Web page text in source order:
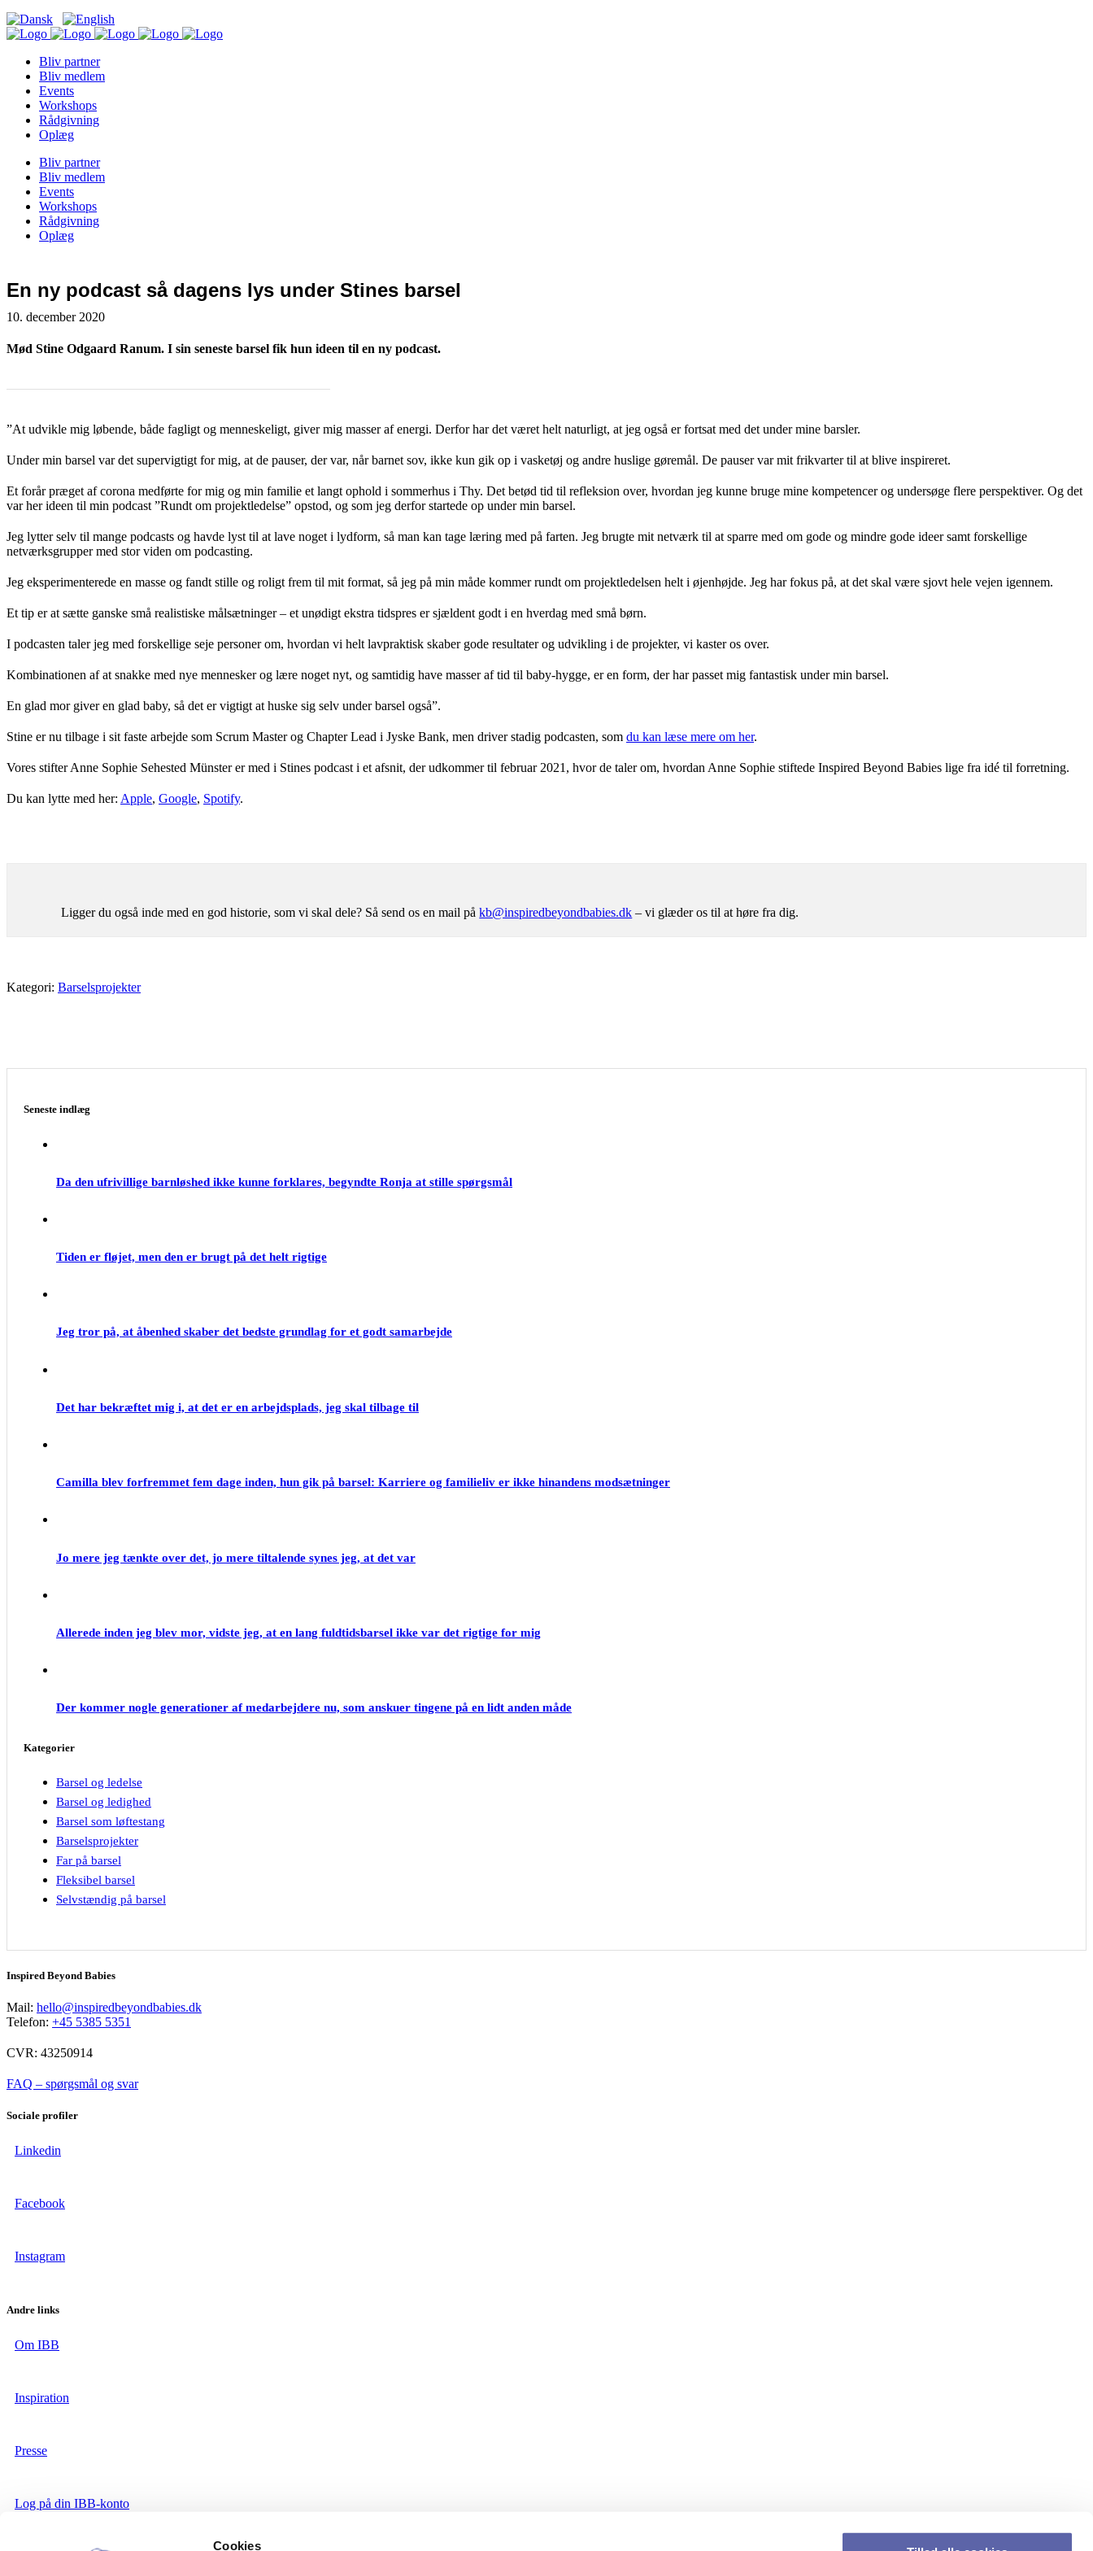
Cookies
Bliv partner
Bliv medlem
Events
Workshops
Rådgivning
Oplæg
Bliv partner
Bliv medlem
Events
Workshops
Rådgivning
Oplæg
En ny podcast så dagens lys under Stines barsel
10. december 2020
Mød Stine Odgaard Ranum. I sin seneste barsel fik hun ideen til en ny podcast.
”At udvikle mig løbende, både fagligt og menneskeligt, giver mig masser af energi. Derfor har det været helt naturligt, at jeg også er fortsat med det under mine barsler.
Under min barsel var det supervigtigt for mig, at de pauser, der var, når barnet sov, ikke kun gik op i vasketøj og andre huslige gøremål. De pauser var mit frikvarter til at blive inspireret.
Et forår præget af corona medførte for mig og min familie et langt ophold i sommerhus i Thy. Det betød tid til refleksion over, hvordan jeg kunne bruge mine kompetencer og undersøge flere perspektiver. Og det
var her ideen til min podcast ”Rundt om projektledelse” opstod, og som jeg derfor startede op under min barsel.
Jeg lytter selv til mange podcasts og havde lyst til at lave noget i lydform, så man kan tage læring med på farten. Jeg brugte mit netværk til at sparre med om gode og mindre gode ideer samt forskellige
netværksgrupper med stor viden om podcasting.
Jeg eksperimenterede en masse og fandt stille og roligt frem til mit format, så jeg på min måde kommer rundt om projektledelsen helt i øjenhøjde. Jeg har fokus på, at det skal være sjovt hele vejen igennem.
Et tip er at sætte ganske små realistiske målsætninger – et unødigt ekstra tidspres er sjældent godt i en hverdag med små børn.
I podcasten taler jeg med forskellige seje personer om, hvordan vi helt lavpraktisk skaber gode resultater og udvikling i de projekter, vi kaster os over.
Kombinationen af at snakke med nye mennesker og lære noget nyt, og samtidig have masser af tid til baby-hygge, er en form, der har passet mig fantastisk under min barsel.
En glad mor giver en glad baby, så det er vigtigt at huske sig selv under barsel også”.
Stine er nu tilbage i sit faste arbejde som Scrum Master og Chapter Lead i Jyske Bank, men driver stadig podcasten, som du kan læse mere om her.
Vores stifter Anne Sophie Sehested Münster er med i Stines podcast i et afsnit, der udkommer til februar 2021, hvor de taler om, hvordan Anne Sophie stiftede Inspired Beyond Babies lige fra idé til forretning.
Du kan lytte med her: Apple, Google, Spotify.
Ligger du også inde med en god historie, som vi skal dele? Så send os en mail påkb@inspiredbeyondbabies.dk – vi glæder os til at høre fra dig.
Kategori: Barselsprojekter
Seneste indlæg
Da den ufrivillige barnløshed ikke kunne forklares, begyndte Ronja at stille spørgsmål
Tiden er fløjet, men den er brugt på det helt rigtige
Jeg tror på, at åbenhed skaber det bedste grundlag for et godt samarbejde
Det har bekræftet mig i, at det er en arbejdsplads, jeg skal tilbage til
Camilla blev forfremmet fem dage inden, hun gik på barsel: Karriere og familieliv er ikke hinandens modsætninger
Jo mere jeg tænkte over det, jo mere tiltalende synes jeg, at det var
Allerede inden jeg blev mor, vidste jeg, at en lang fuldtidsbarsel ikke var det rigtige for mig
Der kommer nogle generationer af medarbejdere nu, som anskuer tingene på en lidt anden måde
Kategorier
Barsel og ledelse
Barsel og ledighed
Barsel som løftestang
Barselsprojekter
Far på barsel
Fleksibel barsel
Selvstændig på barsel
Inspired Beyond Babies
Mail: hello@inspiredbeyondbabies.dk
Telefon: +45 5385 5351
CVR: 43250914
FAQ – spørgsmål og svar
Sociale profiler
Linkedin
Facebook
Instagram
Andre links
Om IBB
Inspiration
Presse
Log på din IBB-konto